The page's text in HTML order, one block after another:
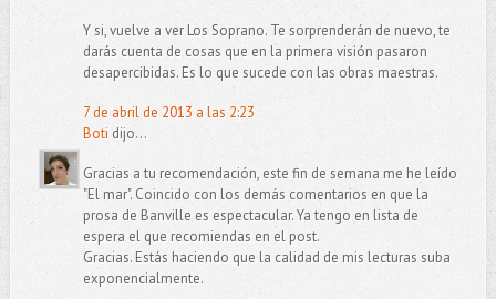
Y si, vuelve a ver Los Soprano. Te sorprenderán de nuevo, te
darás cuenta de cosas que en la primera visión pasaron
desapercibidas. Es lo que sucede con las obras maestras.
7 de abril de 2013 a las 2:23
Boti dijo...
Gracias a tu recomendación, este fin de semana me he leído
"El mar". Coincido con los demás comentarios en que la
prosa de Banville es espectacular. Ya tengo en lista de
espera el que recomiendas en el post.
Gracias. Estás haciendo que la calidad de mis lecturas suba
exponencialmente.